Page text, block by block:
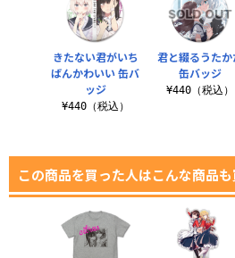
君と綴るうたか
缶バッジ
¥440（税込）
きたない君がいち
ばんかわいい 缶バ
ッジ
¥440（税込）
この商品を買った人はこんな商品